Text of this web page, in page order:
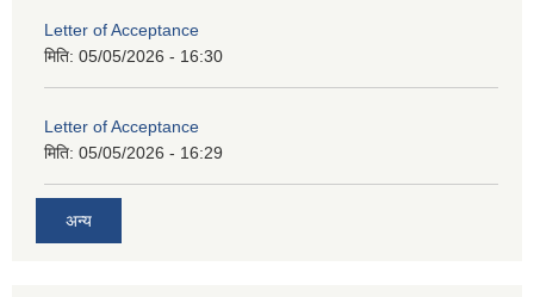
Letter of Acceptance
मिति: 05/05/2026 - 16:30
Letter of Acceptance
मिति: 05/05/2026 - 16:29
अन्य